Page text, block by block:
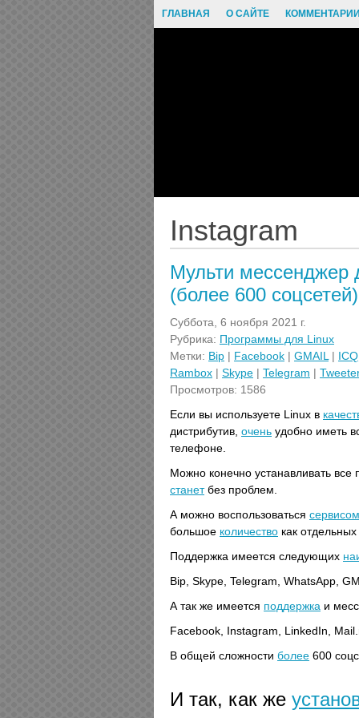
ГЛАВНАЯ О САЙТЕ КОММЕНТАРИИ
Instagram
Мульти мессенджер
(более 600 соцсетей)
Суббота, 6 ноября 2021 г.
Рубрика: Программы для Linux
Метки: Bip | Facebook | GMAIL | ICQ
Rambox | Skype | Telegram |
Просмотров: 1586
Если вы используете Linux в
дистрибутив, очень удобно иметь
телефоне.
Можно конечно устанавливать
станетбез проблем.
А можно воспользоваться сервисом
большое количество как
Поддержка имеется следующих
Bip, Skype, Telegram, WhatsApp,
А так же имеется поддержка и
Facebook, Instagram, LinkedIn,
В общей сложности более 600
И так, как же